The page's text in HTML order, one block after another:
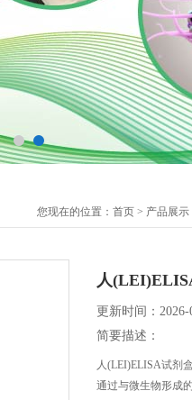
您现在的位置： 首页 > 产品展示
人
更新时间：2026-
简要描述：
人(LEI)ELISA试剂
通过与微生物形成